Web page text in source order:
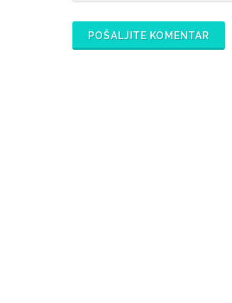
POŠALJITE KOMENTAR